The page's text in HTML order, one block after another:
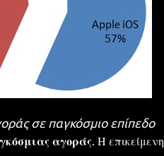
σε παγκόσμιο επίπεδο
αγοράς. Η επικείμενη